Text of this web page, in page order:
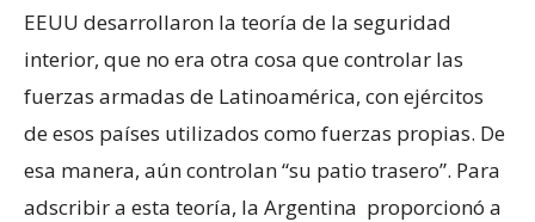
EEUU desarrollaron la teoría de la seguridad
interior, que no era otra cosa que controlar las
fuerzas armadas de Latinoamérica, con ejércitos
de esos países utilizados como fuerzas propias. De
esa manera, aún controlan “su patio trasero”. Para
adscribir a esta teoría, la Argentina proporcionó a